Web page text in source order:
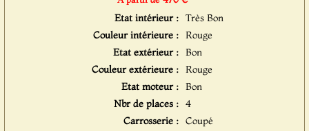
Etat intérieur : Très Bon
Couleur intérieure : Rouge
Etat extérieur : Bon
Couleur extérieure : Rouge
Etat moteur : Bon
Nbr de places : 4
Carrosserie : Coupé